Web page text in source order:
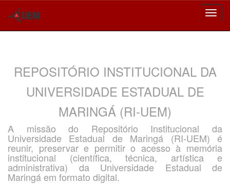
REPOSITÓRIO INSTITUCIONAL DA
UNIVERSIDADE ESTADUAL DE
MARINGÁ (RI-UEM)
A missão do Repositório Institucional da
Universidade Estadual de Maringá (RI-UEM) é
reunir, preservar e permitir o acesso à memória
institucional (científica, técnica, artística e
administrativa) da Universidade Estadual de
Maringá em formato digital.